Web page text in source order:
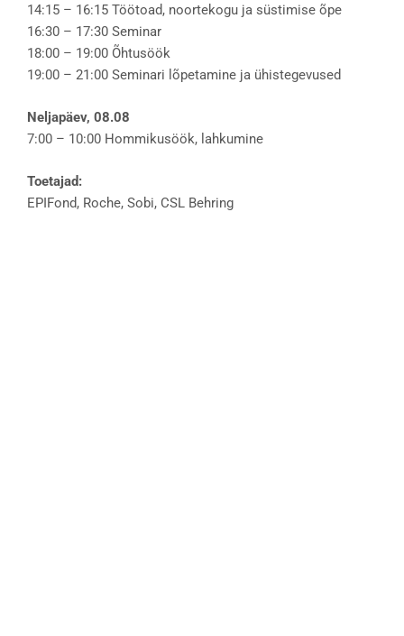
14:15 – 16:15 Töötoad, noortekogu ja süstimise õpe
16:30 – 17:30 Seminar
18:00 – 19:00 Õhtusöök
19:00 – 21:00 Seminari lõpetamine ja ühistegevused
Neljapäev, 08.08
7:00 – 10:00 Hommikusöök, lahkumine
Toetajad:
EPIFond, Roche, Sobi, CSL Behring